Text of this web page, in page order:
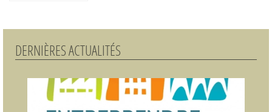
DERNIÈRES ACTUALITÉS